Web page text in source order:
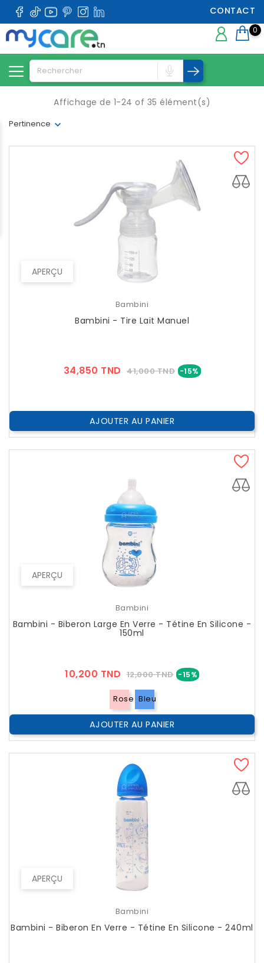
CONTACT
0
Pertinence
Affichage de 1-24 of 35 élément(s)
APERÇU
Bambini
Bambini - Tire Lait Manuel
34,850 TND Prix
41,000 TND -15% Prix
AJOUTER AU PANIER
APERÇU
Bambini
Bambini - Biberon Large En Verre - Tétine En Silicone -
150ml
10,200 TND Prix
Public
12,000 TND -15%Prix
Rose Bleu
AJOUTER AU PANIER
APERÇU
Bambini
Bambini - Biberon En Verre - Tétine En Silicone - 240ml